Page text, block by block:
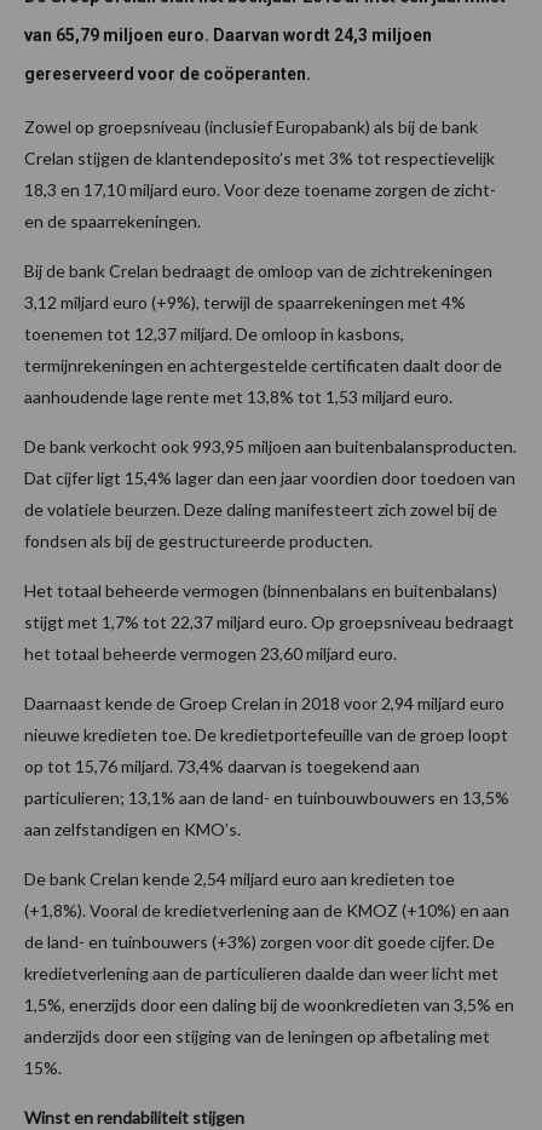
van 65,79 miljoen euro. Daarvan wordt 24,3 miljoen
gereserveerd voor de coöperanten.
Zowel op groepsniveau (inclusief Europabank) als bij de bank
Crelan stijgen de klantendeposito’s met 3% tot respectievelijk
18,3 en 17,10 miljard euro. Voor deze toename zorgen de zicht-
en de spaarrekeningen.
Bij de bank Crelan bedraagt de omloop van de zichtrekeningen
3,12 miljard euro (+9%), terwijl de spaarrekeningen met 4%
toenemen tot 12,37 miljard. De omloop in kasbons,
termijnrekeningen en achtergestelde certificaten daalt door de
aanhoudende lage rente met 13,8% tot 1,53 miljard euro.
De bank verkocht ook 993,95 miljoen aan buitenbalansproducten.
Dat cijfer ligt 15,4% lager dan een jaar voordien door toedoen van
de volatiele beurzen. Deze daling manifesteert zich zowel bij de
fondsen als bij de gestructureerde producten.
Het totaal beheerde vermogen (binnenbalans en buitenbalans)
stijgt met 1,7% tot 22,37 miljard euro. Op groepsniveau bedraagt
het totaal beheerde vermogen 23,60 miljard euro.
Daarnaast kende de Groep Crelan in 2018 voor 2,94 miljard euro
nieuwe kredieten toe. De kredietportefeuille van de groep loopt
op tot 15,76 miljard. 73,4% daarvan is toegekend aan
particulieren; 13,1% aan de land- en tuinbouwbouwers en 13,5%
aan zelfstandigen en KMO’s.
De bank Crelan kende 2,54 miljard euro aan kredieten toe
(+1,8%). Vooral de kredietverlening aan de KMOZ (+10%) en aan
de land- en tuinbouwers (+3%) zorgen voor dit goede cijfer. De
kredietverlening aan de particulieren daalde dan weer licht met
1,5%, enerzijds door een daling bij de woonkredieten van 3,5% en
anderzijds door een stijging van de leningen op afbetaling met
15%.
Winst en rendabiliteit stijgen